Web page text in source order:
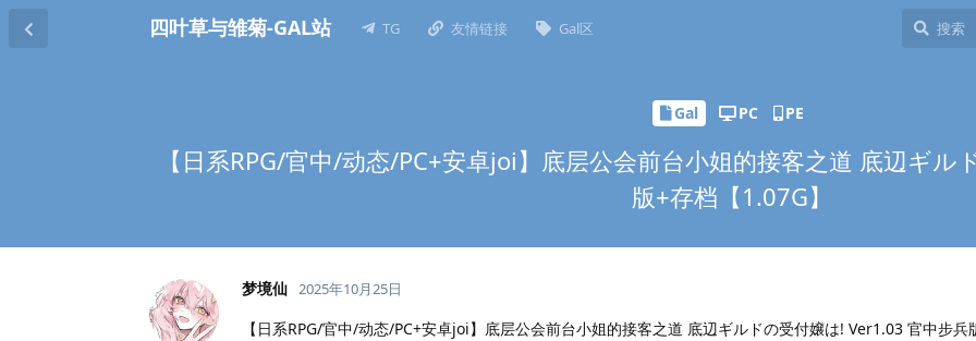
四叶草与雏菊-GAL站 TG 友情链接 Gal区
Gal PC PE
【日系RPG/官中/动态/PC+安卓joi】底层公会前台小姐的接客之道 底辺ギ
版+存档【1.07G】
梦境仙 2025年10月25日
【日系RPG/官中/动态/PC+安卓joi】底层公会前台小姐的接客之道 底辺ギルドの受付嬢は! Ver1.03 官中步兵